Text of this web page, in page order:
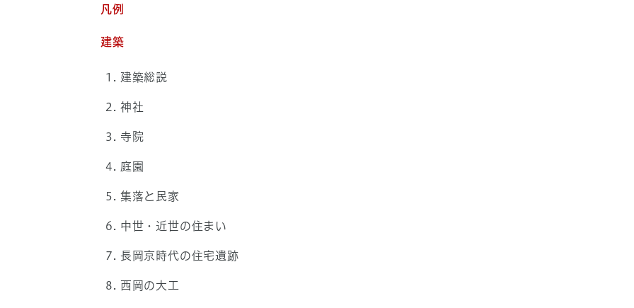
凡例
建築
建築総説
神社
寺院
庭園
集落と民家
中世・近世の住まい
長岡京時代の住宅遺跡
西岡の大工